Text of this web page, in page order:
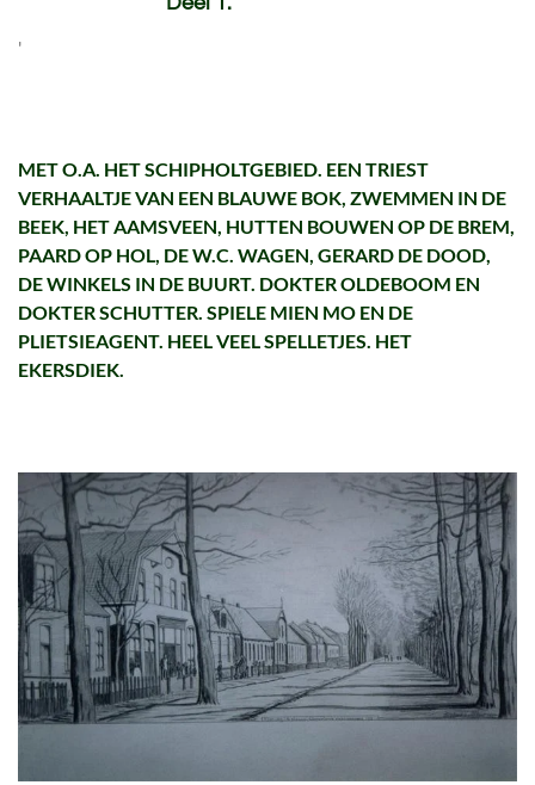
'
MET O.A. HET SCHIPHOLTGEBIED. EEN TRIEST
VERHAALTJE VAN EEN BLAUWE BOK, ZWEMMEN IN DE
BEEK, HET AAMSVEEN, HUTTEN BOUWEN OP DE BREM,
PAARD OP HOL, DE W.C. WAGEN, GERARD DE DOOD,
DE WINKELS IN DE BUURT. DOKTER OLDEBOOM EN
DOKTER SCHUTTER. SPIELE MIEN MO EN DE
PLIETSIEAGENT. HEEL VEEL SPELLETJES. HET
EKERSDIEK.